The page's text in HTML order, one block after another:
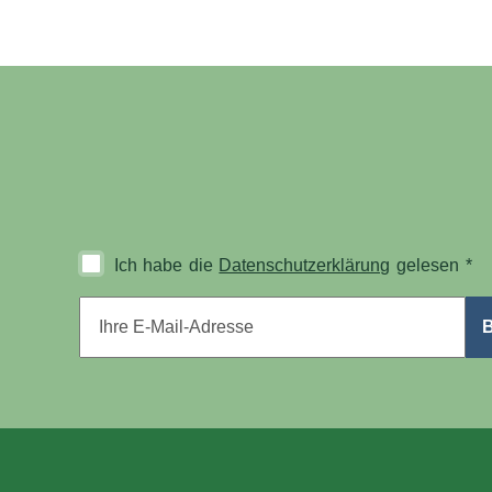
Ich habe die Datenschutzerklärung gelesen *
E-Mail-Adresse*